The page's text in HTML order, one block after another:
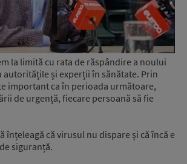
la limită cu rata de răspândire a noului
autoritățile și experții în sănătate. Prin
important ca în perioada următoare,
de urgență, fiecare persoană să fie
înțeleagă că virusul nu dispare și că încă e
siguranță.